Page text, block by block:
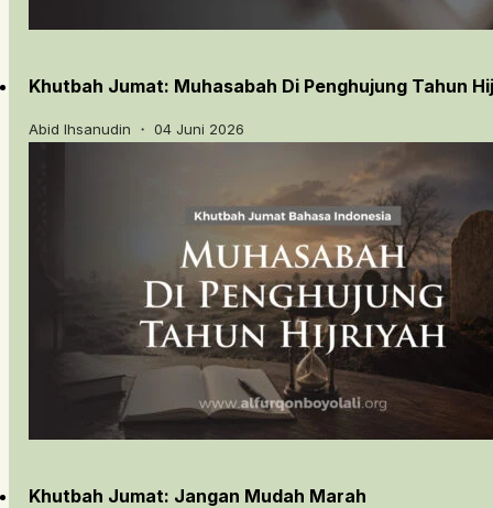
Khutbah Jumat: Muhasabah Di Penghujung Tahun
Abid Ihsanudin ・ 04 Juni 2026
Khutbah Jumat: Jangan Mudah Marah